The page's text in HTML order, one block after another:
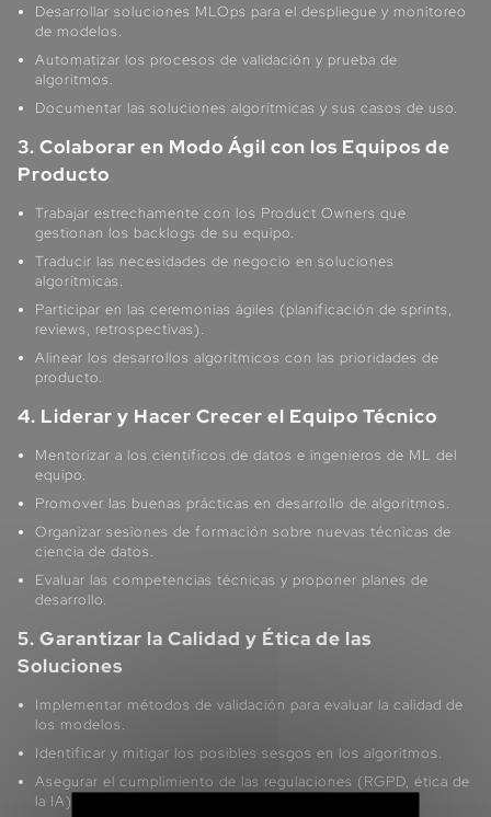
Desarrollar soluciones MLOps para el despliegue y monitoreo
de modelos.
Automatizar los procesos de validación y prueba de
algoritmos.
Documentar las soluciones algorítmicas y sus casos de uso.
3. Colaborar en Modo Ágil con los Equipos de
Producto
Trabajar estrechamente con los Product Owners que
gestionan los backlogs de su equipo.
Traducir las necesidades de negocio en soluciones
algorítmicas.
Participar en las ceremonias ágiles (planificación de sprints,
reviews, retrospectivas).
Alinear los desarrollos algorítmicos con las prioridades de
producto.
4. Liderar y Hacer Crecer el Equipo Técnico
Mentorizar a los científicos de datos e ingenieros de ML del
equipo.
Promover las buenas prácticas en desarrollo de algoritmos.
Organizar sesiones de formación sobre nuevas técnicas de
ciencia de datos.
Evaluar las competencias técnicas y proponer planes de
desarrollo.
5. Garantizar la Calidad y Ética de las
Soluciones
Implementar métodos de validación para evaluar la calidad de
los modelos.
Identificar y mitigar los posibles sesgos en los algoritmos.
Asegurar el cumplimiento de las regulaciones (RGPD, ética de
la IA).